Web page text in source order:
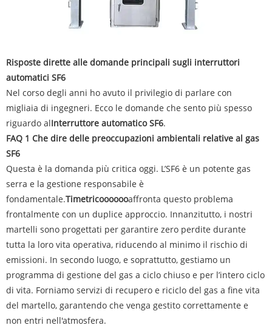
Risposte dirette alle domande principali sugli interruttori
automatici SF6
Nel corso degli anni ho avuto il privilegio di parlare con
migliaia di ingegneri. Ecco le domande che sento più spesso
riguardo alInterruttore automatico SF6.
FAQ 1 Che dire delle preoccupazioni ambientali relative al gas
SF6
Questa è la domanda più critica oggi. L’SF6 è un potente gas
serra e la gestione responsabile è
fondamentale.Timetricooooooaffronta questo problema
frontalmente con un duplice approccio. Innanzitutto, i nostri
martelli sono progettati per garantire zero perdite durante
tutta la loro vita operativa, riducendo al minimo il rischio di
emissioni. In secondo luogo, e soprattutto, gestiamo un
programma di gestione del gas a ciclo chiuso e per l’intero ciclo
di vita. Forniamo servizi di recupero e riciclo del gas a fine vita
del martello, garantendo che venga gestito correttamente e
non entri nell'atmosfera.